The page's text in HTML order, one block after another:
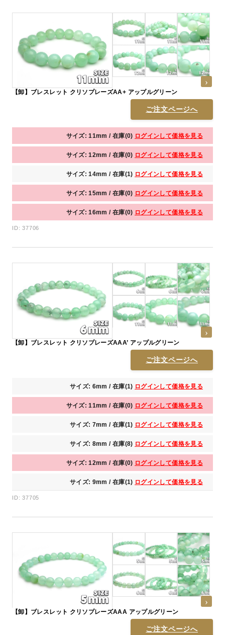
【卸】ブレスレット クリソプレーズAA+ アップルグリーン
ご注文ページへ
サイズ: 11mm / 在庫(0) ログインして価格を見る
サイズ: 12mm / 在庫(0) ログインして価格を見る
サイズ: 14mm / 在庫(1) ログインして価格を見る
サイズ: 15mm / 在庫(0) ログインして価格を見る
サイズ: 16mm / 在庫(0) ログインして価格を見る
ID: 37706
【卸】ブレスレット クリソプレーズAAA’ アップルグリーン
ご注文ページへ
サイズ: 6mm / 在庫(1) ログインして価格を見る
サイズ: 11mm / 在庫(0) ログインして価格を見る
サイズ: 7mm / 在庫(1) ログインして価格を見る
サイズ: 8mm / 在庫(8) ログインして価格を見る
サイズ: 12mm / 在庫(0) ログインして価格を見る
サイズ: 9mm / 在庫(1) ログインして価格を見る
ID: 37705
【卸】ブレスレット クリソプレーズAAA アップルグリーン
ご注文ページへ